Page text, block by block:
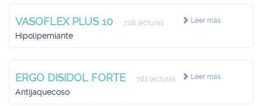
Leer más
VASOFLEX PLUS 10 708 lecturas
Hipolipemiante
Leer más
ERGO DISIDOL FORTE 782 lecturas
Antijaquecoso